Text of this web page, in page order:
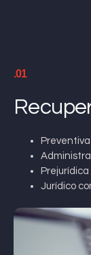
.01
Preventiva
Prejurídica
Jurídico